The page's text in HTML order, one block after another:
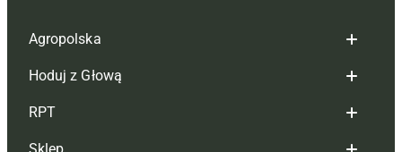
Agropolska
Redakcja
Reklama
Hoduj z Głową
Hoduj z głową bydło
RPT